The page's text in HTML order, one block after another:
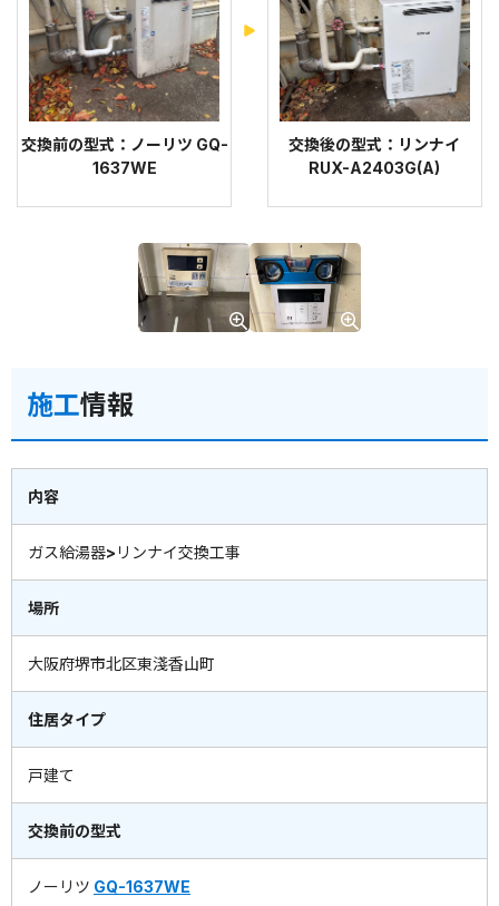
交換前の型式：ノーリツ GQ-
1637WE
交換後の型式：リンナイ
RUX-A2403G(A)
施工情報
内容
ガス給湯器>リンナイ交換工事
場所
大阪府堺市北区東淺香山町
住居タイプ
戸建て
交換前の型式
ノーリツ GQ-1637WE